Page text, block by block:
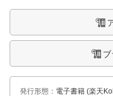
発行形態 ： 電子書籍 (楽天